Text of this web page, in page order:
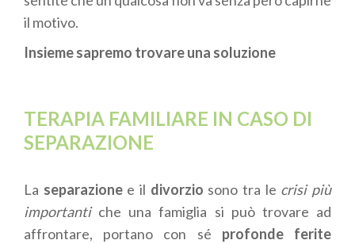
il motivo.
Insieme sapremo trovare una soluzione
TERAPIA FAMILIARE IN CASO DI
SEPARAZIONE
La separazione e il divorzio sono tra le crisi più
importanti che una famiglia si può trovare ad
affrontare, portano con sé profonde ferite